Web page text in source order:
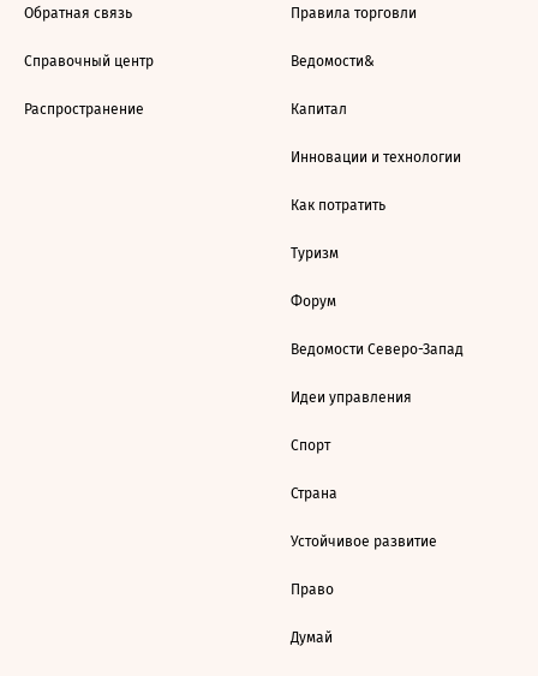
Обратная связь
Справочный центр
Распространение
Правила торговли
Ведомости&
Капитал
Инновации и технологии
Как потратить
Туризм
Форум
Ведомости Северо-Запад
Идеи управления
Спорт
Страна
Устойчивое развитие
Право
Думай